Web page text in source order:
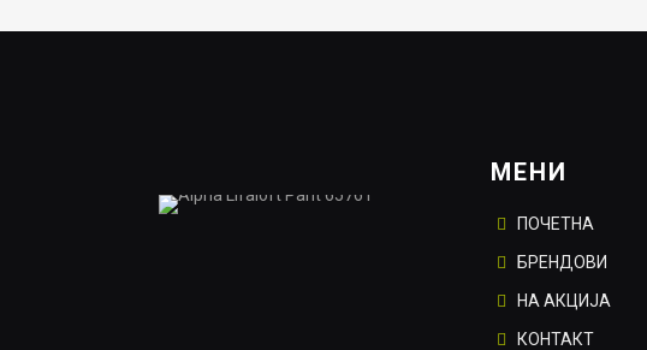
МЕНИ
ПОЧЕТНА
БРЕНДОВИ
НА АКЦИЈА
КОНТАКТ